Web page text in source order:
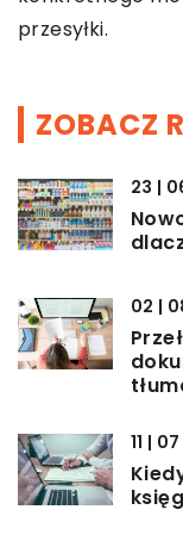
przesyłki.
ZOBACZ
23 |
02 |
11 |